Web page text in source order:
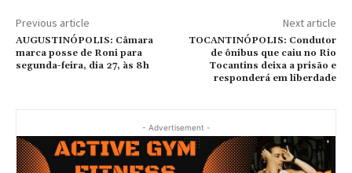
Previous article
AUGUSTINÓPOLIS: Câmara
marca posse de Roni para
segunda-feira, dia 27, às 8h
Next article
TOCANTINÓPOLIS: Condutor
de ônibus que caiu no Rio
Tocantins deixa a prisão e
responderá em liberdade
- Advertisement -